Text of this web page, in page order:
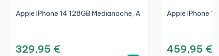
Apple IPhone 14 128GB Medianoche, A
329,95 €
Apple IPhone
459,95 €